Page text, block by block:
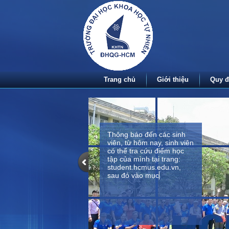
Thông báo đến các sinh
viên, từ hôm nay, sinh viên
có thể tra cứu điểm học
tập của mình tại trang:
student.hcmus.edu.vn,
sau đó vào mục kết quả
học tập để tr
Trang chủ Giới thiệu Quy